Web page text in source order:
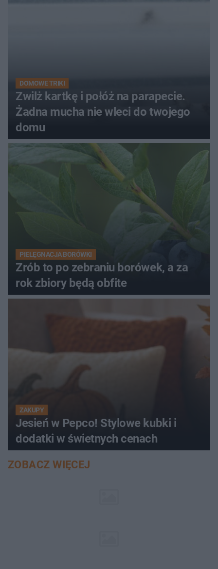
DOMOWE TRIKI
Zwilż kartkę i połóż na parapecie.
Żadna mucha nie wleci do twojego
domu
PIELĘGNACJA BORÓWKI
Zrób to po zebraniu borówek, a za
rok zbiory będą obfite
ZAKUPY
Jesień w Pepco! Stylowe kubki i
dodatki w świetnych cenach
ZOBACZ WIĘCEJ